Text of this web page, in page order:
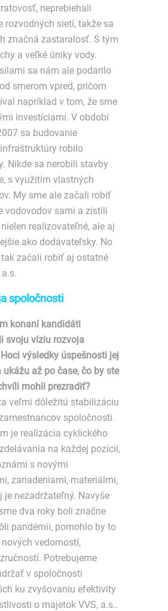
neprebiehali
rozvodných sietí, takže sa
značná zastaralosť. S tým
a veľké úniky vody.
sa nám ale podarilo
smerom vpred, pričom
napríklad v tom, že sme
investíciami. V období
sa budovanie
robilo
Nikde sa nerobili stavby
s využitím vlastných
My sme ale začali robiť
vodovodov sami a zistili
realizovateľné, ale aj
ako dodávateľsky. No
začali robiť aj ostatné
spoločnosti
konaní kandidáti
svoju víziu rozvoja
výsledky úspešnosti jej
ukážu až po čase, čo by ste
mohli prezradiť?
veľmi dôležitú stabilizáciu
spoločnosti.
je realizácia cyklického
na každej pozícii,
s novými
zariadeniami, materiálmi,
je nezadržateľný. Navyše
dva roky boli značne
pandémii, pomohlo by to
vedomostí,
Potrebujeme
v spoločnosti
ku zvyšovaniu efektivity
o majetok VVS, a.s..